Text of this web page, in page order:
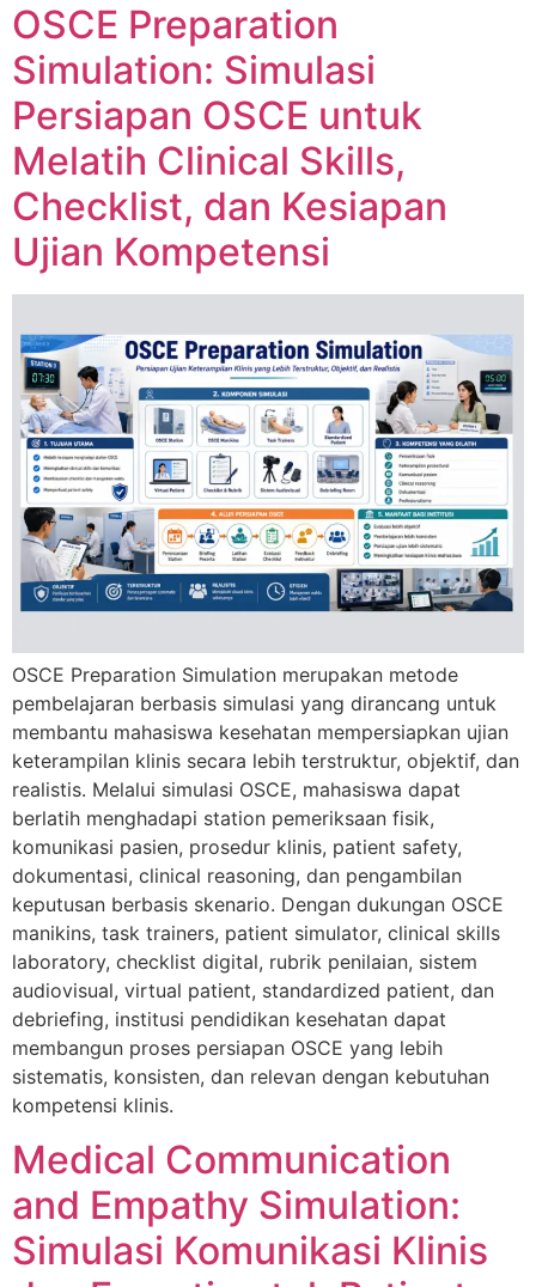
OSCE Preparation
Simulation: Simulasi
Persiapan OSCE untuk
Melatih Clinical Skills,
Checklist, dan Kesiapan
Ujian Kompetensi
OSCE Preparation Simulation merupakan metode
pembelajaran berbasis simulasi yang dirancang untuk
membantu mahasiswa kesehatan mempersiapkan ujian
keterampilan klinis secara lebih terstruktur, objektif, dan
realistis. Melalui simulasi OSCE, mahasiswa dapat
berlatih menghadapi station pemeriksaan fisik,
komunikasi pasien, prosedur klinis, patient safety,
dokumentasi, clinical reasoning, dan pengambilan
keputusan berbasis skenario. Dengan dukungan OSCE
manikins, task trainers, patient simulator, clinical skills
laboratory, checklist digital, rubrik penilaian, sistem
audiovisual, virtual patient, standardized patient, dan
debriefing, institusi pendidikan kesehatan dapat
membangun proses persiapan OSCE yang lebih
sistematis, konsisten, dan relevan dengan kebutuhan
kompetensi klinis.
Medical Communication
and Empathy Simulation:
Simulasi Komunikasi Klinis